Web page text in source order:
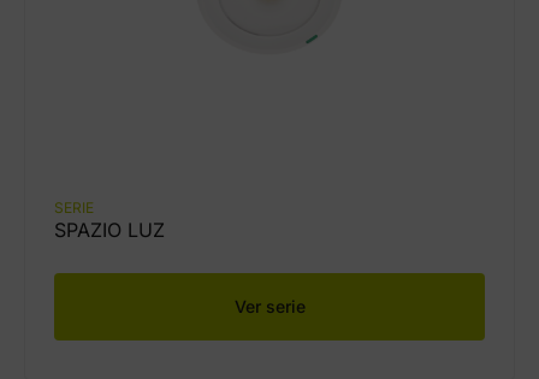
SERIE
SPAZIO LUZ
Ver serie